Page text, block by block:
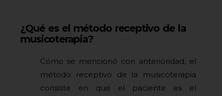
¿Qué es el método receptivo de la
musicoterapia?
Cómo se mencionó con anterioridad, el
método receptivo de la musicoterapia
consiste en que el paciente es el